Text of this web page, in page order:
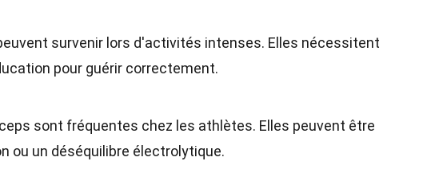
survenir lors d'activités intenses. Elles nécessitent
pour guérir correctement.
sont fréquentes chez les athlètes. Elles peuvent être
ou un déséquilibre électrolytique.